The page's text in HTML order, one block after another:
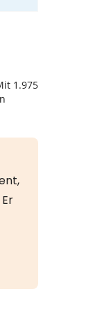
1.975